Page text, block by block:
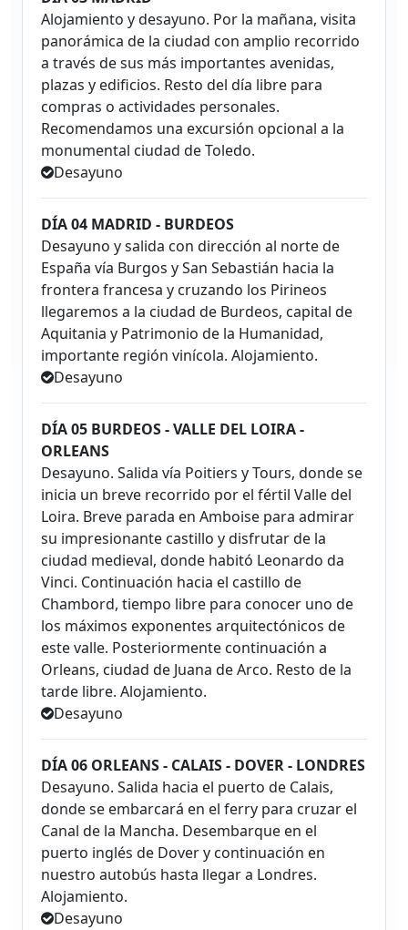
Alojamiento y desayuno. Por la mañana, visita
panorámica de la ciudad con amplio recorrido
a través de sus más importantes avenidas,
plazas y edificios. Resto del día libre para
compras o actividades personales.
Recomendamos una excursión opcional a la
monumental ciudad de Toledo.
Desayuno
DÍA 04 MADRID - BURDEOS
Desayuno y salida con dirección al norte de
España vía Burgos y San Sebastián hacia la
frontera francesa y cruzando los Pirineos
llegaremos a la ciudad de Burdeos, capital de
Aquitania y Patrimonio de la Humanidad,
importante región vinícola. Alojamiento.
Desayuno
DÍA 05 BURDEOS - VALLE DEL LOIRA -
ORLEANS
Desayuno. Salida vía Poitiers y Tours, donde se
inicia un breve recorrido por el fértil Valle del
Loira. Breve parada en Amboise para admirar
su impresionante castillo y disfrutar de la
ciudad medieval, donde habitó Leonardo da
Vinci. Continuación hacia el castillo de
Chambord, tiempo libre para conocer uno de
los máximos exponentes arquitectónicos de
este valle. Posteriormente continuación a
Orleans, ciudad de Juana de Arco. Resto de la
tarde libre. Alojamiento.
Desayuno
DÍA 06 ORLEANS - CALAIS - DOVER - LONDRES
Desayuno. Salida hacia el puerto de Calais,
donde se embarcará en el ferry para cruzar el
Canal de la Mancha. Desembarque en el
puerto inglés de Dover y continuación en
nuestro autobús hasta llegar a Londres.
Alojamiento.
Desayuno